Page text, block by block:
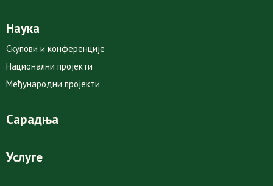
Наука
Скупови и конференције
Национални пројекти
Међународни пројекти
Сарадња
Услуге